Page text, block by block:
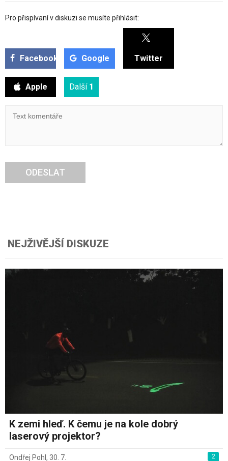
Pro přispívaní v diskuzi se musíte přihlásit:
Facebook Google Twitter
Apple Další 1
ODESLAT
NEJŽIVĚJŠÍ DISKUZE
K zemi hleď. K čemu je na kole dobrý
laserový projektor?
2
Ondřej Pohl , 30. 7.